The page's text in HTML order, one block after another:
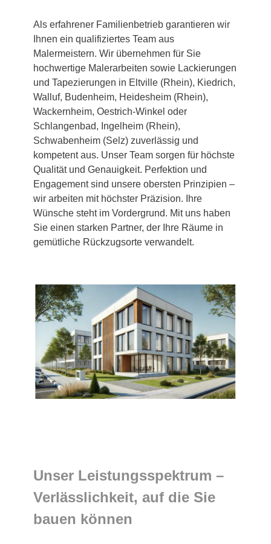
Als erfahrener Familienbetrieb garantieren wir
Ihnen ein qualifiziertes Team aus
Malermeistern. Wir übernehmen für Sie
hochwertige Malerarbeiten sowie Lackierungen
und Tapezierungen in Eltville (Rhein), Kiedrich,
Walluf, Budenheim, Heidesheim (Rhein),
Wackernheim, Oestrich-Winkel oder
Schlangenbad, Ingelheim (Rhein),
Schwabenheim (Selz) zuverlässig und
kompetent aus. Unser Team sorgen für höchste
Qualität und Genauigkeit. Perfektion und
Engagement sind unsere obersten Prinzipien –
wir arbeiten mit höchster Präzision. Ihre
Wünsche steht im Vordergrund. Mit uns haben
Sie einen starken Partner, der Ihre Räume in
gemütliche Rückzugsorte verwandelt.
Unser Leistungsspektrum –
Verlässlichkeit, auf die Sie
bauen können